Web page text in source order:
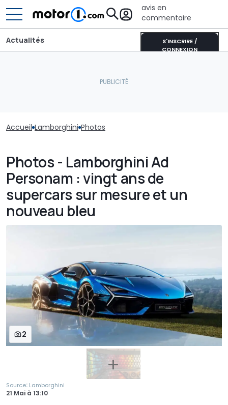
avis en
commentaire
S'INSCRIRE /
CONNEXION
Actualités
Accueil Lamborghini Photos
Photos - Lamborghini Ad
Personam : vingt ans de
supercars sur mesure et un
nouveau bleu
2
Source: Lamborghini
21 Mai à 13:10